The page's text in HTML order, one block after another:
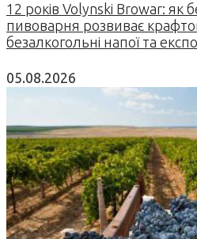
12 років Volynski Browar: як
пивоварня розвиває
безалкогольні напої та
05.08.2026